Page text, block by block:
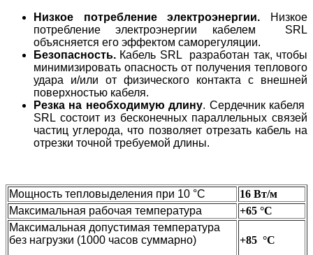
Низкое потребление электроэнергии. Низкое
потребление электроэнергии кабелем SRL
объясняется его эффектом саморегуляции.
Безопасность. Кабель SRL разработан так, чтобы
минимизировать опасность от получения теплового
удара и/или от физического контакта с внешней
поверхностью кабеля.
Резка на необходимую длину. Сердечник кабеля
SRL состоит из бесконечных параллельных связей
частиц углерода, что позволяет отрезать кабель на
отрезки точной требуемой длины.
Мощность тепловыделения при 10 °C
16 Вт/м
Максимальная рабочая температура
+65 °C
Максимальная допустимая температура
без нагрузки (1000 часов суммарно)
+85 °C